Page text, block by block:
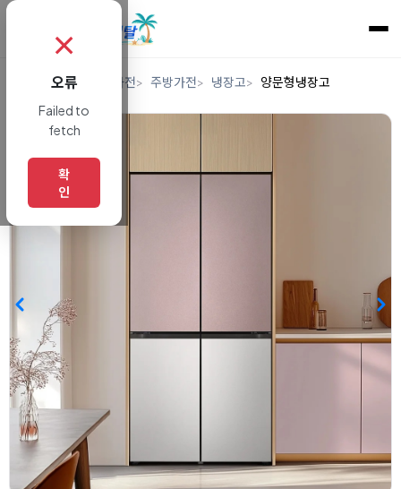
렌탈 디지털/가전 주방가전 냉장고 양문형냉장고
✗
오류
Failed to
fetch
확
인